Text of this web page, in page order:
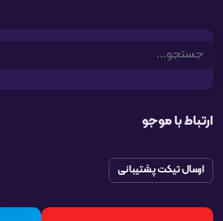
Search
ارتباط با موجو
ارسال تیکت پشتیبانی